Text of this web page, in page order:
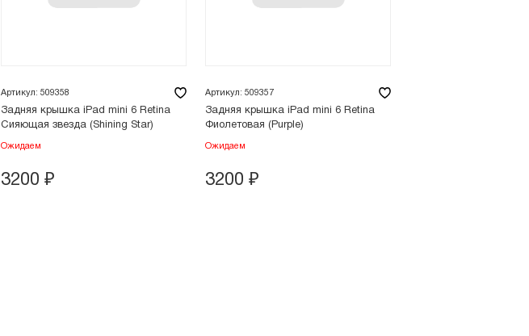
Артикул: 509358
Задняя крышка iPad mini 6 Retina
Сияющая звезда (Shining Star)
Ожидаем
3200 ₽
Артикул: 509357
Задняя крышка iPad mini 6 Retina
Фиолетовая (Purple)
Ожидаем
3200 ₽